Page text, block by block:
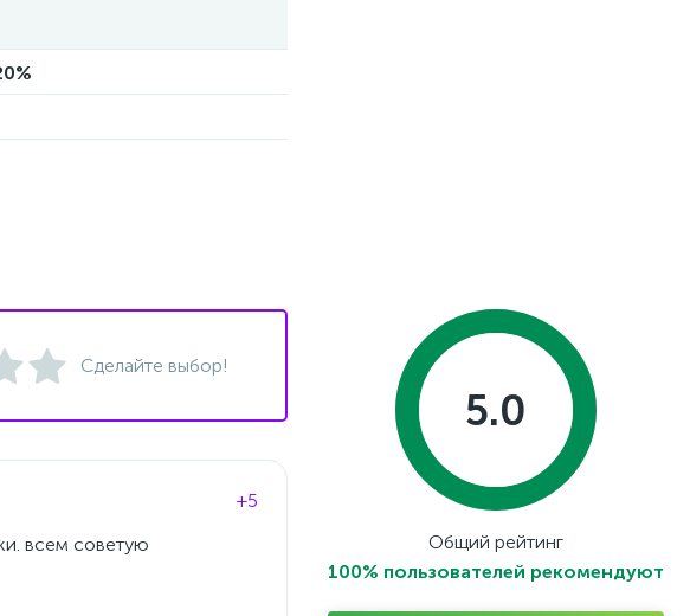
Сделайте выбор!
+5
всем советую
5.0
Общий рейтинг
100% пользователей рекомендуют